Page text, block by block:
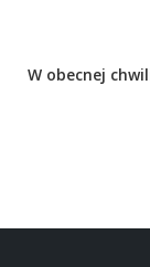
W obecnej